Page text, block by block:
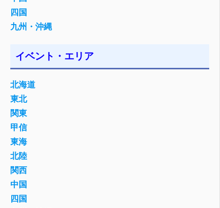
四国
九州・沖縄
イベント・エリア
北海道
東北
関東
甲信
東海
北陸
関西
中国
四国